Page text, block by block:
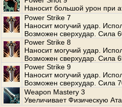
Наносит большой урон при
Power Strike 7
Наносит могучий удар.
Возможен сверхудар. Сила
Power Strike 8
Наносит могучий удар.
Возможен сверхудар. Сила
Power Strike 9
Наносит могучий удар.
Возможен сверхудар. Сила
Weapon Mastery 3
Увеличивает Физическую